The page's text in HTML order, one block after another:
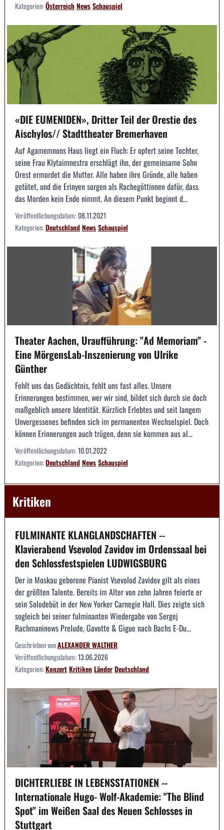
Kategorien:ÖsterreichNewsSchauspiel
«DIE EUMENIDEN», Dritter Teil der Orestie des
Aischylos// Stadttheater Bremerhaven
Auf Agamemnons Haus liegt ein Fluch: Er opfert seine Tochter,
seine Frau Klytaimnestra erschlägt ihn, der gemeinsame Sohn
Orest ermordet die Mutter. Alle haben ihre Gründe, alle haben
getötet, und die Erinyen sorgen als Rachegöttinnen dafür, dass
das Morden kein Ende nimmt. An diesem Punkt beginnt d...
Veröffentlichungsdatum:08.11.2021
Kategorien:DeutschlandNewsSchauspiel
Theater Aachen, Uraufführung: "Ad Memoriam" -
Eine MörgensLab-Inszenierung von Ulrike
Günther
Fehlt uns das Gedächtnis, fehlt uns fast alles. Unsere
Erinnerungen bestimmen, wer wir sind, bildet sich durch sie doch
maßgeblich unsere Identität. Kürzlich Erlebtes und seit langem
Unvergessenes befinden sich im permanenten Wechselspiel. Doch
können Erinnerungen auch trügen, denn sie kommen aus al...
Veröffentlichungsdatum:10.01.2022
Kategorien:DeutschlandNewsSchauspiel
Kritiken
FULMINANTE KLANGLANDSCHAFTEN --
Klavierabend Vsevolod Zavidov im Ordenssaal bei
den Schlossfestspielen LUDWIGSBURG
Der in Moskau geborene Pianist Vsevolod Zavidov gilt als eines
der größten Talente. Bereits im Alter von zehn Jahren feierte er
sein Solodebüt in der New Yorker Carnegie Hall. Dies zeigte sich
sogleich bei seiner fulminanten Wiedergabe von Sergej
Rachmaninows Prelude, Gavotte & Gigue nach Bachs E-Du...
Geschrieben vonALEXANDER WALTHER
Veröffentlichungsdatum:13.06.2026
Kategorien:KonzertKritikenLänderDeutschland
DICHTERLIEBE IN LEBENSSTATIONEN --
Internationale Hugo- Wolf-Akademie: "The Blind
Spot" im Weißen Saal des Neuen Schlosses in
Stuttgart